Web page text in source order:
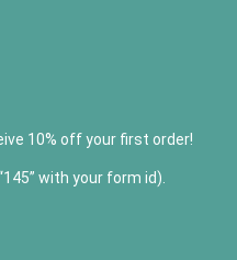
10% off your first order!
with your form id).